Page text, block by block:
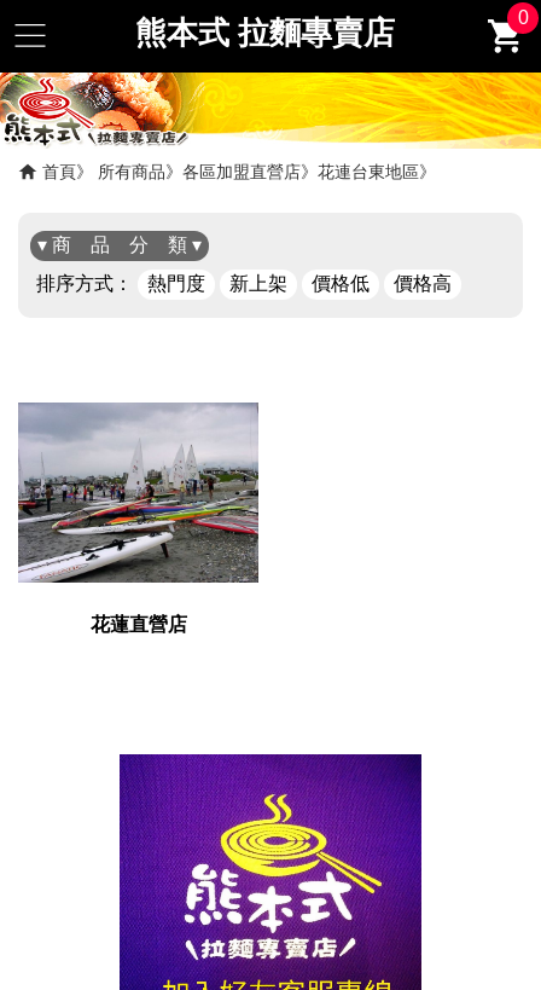
熊本式 拉麵專賣店 0
首頁 所有商品 各區加盟直營店 花連台東地區
▾ 商 品 分 類 ▾
排序方式：
熱門度 新上架 價格低 價格高
花蓮直營店